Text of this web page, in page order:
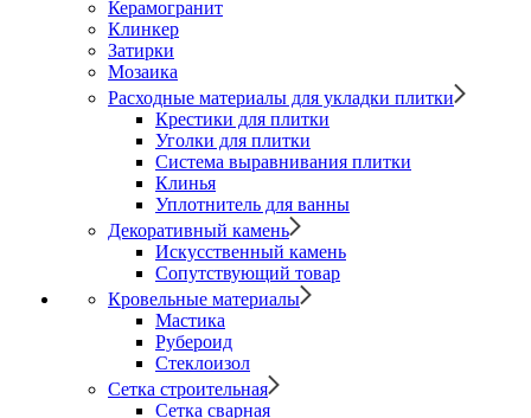
Керамогранит
Клинкер
Затирки
Мозаика
Расходные материалы для укладки плитки
Крестики для плитки
Уголки для плитки
Система выравнивания плитки
Клинья
Уплотнитель для ванны
Декоративный камень
Искусственный камень
Сопутствующий товар
Кровельные материалы
Мастика
Рубероид
Стеклоизол
Сетка строительная
Сетка сварная